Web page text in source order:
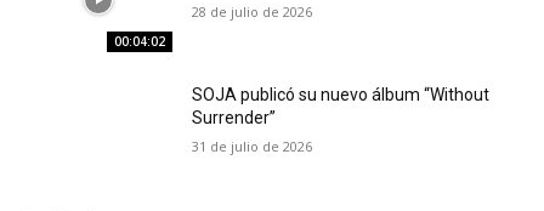
00:04:02
28 de julio de 2026
SOJA publicó su nuevo álbum “Without
Surrender”
31 de julio de 2026